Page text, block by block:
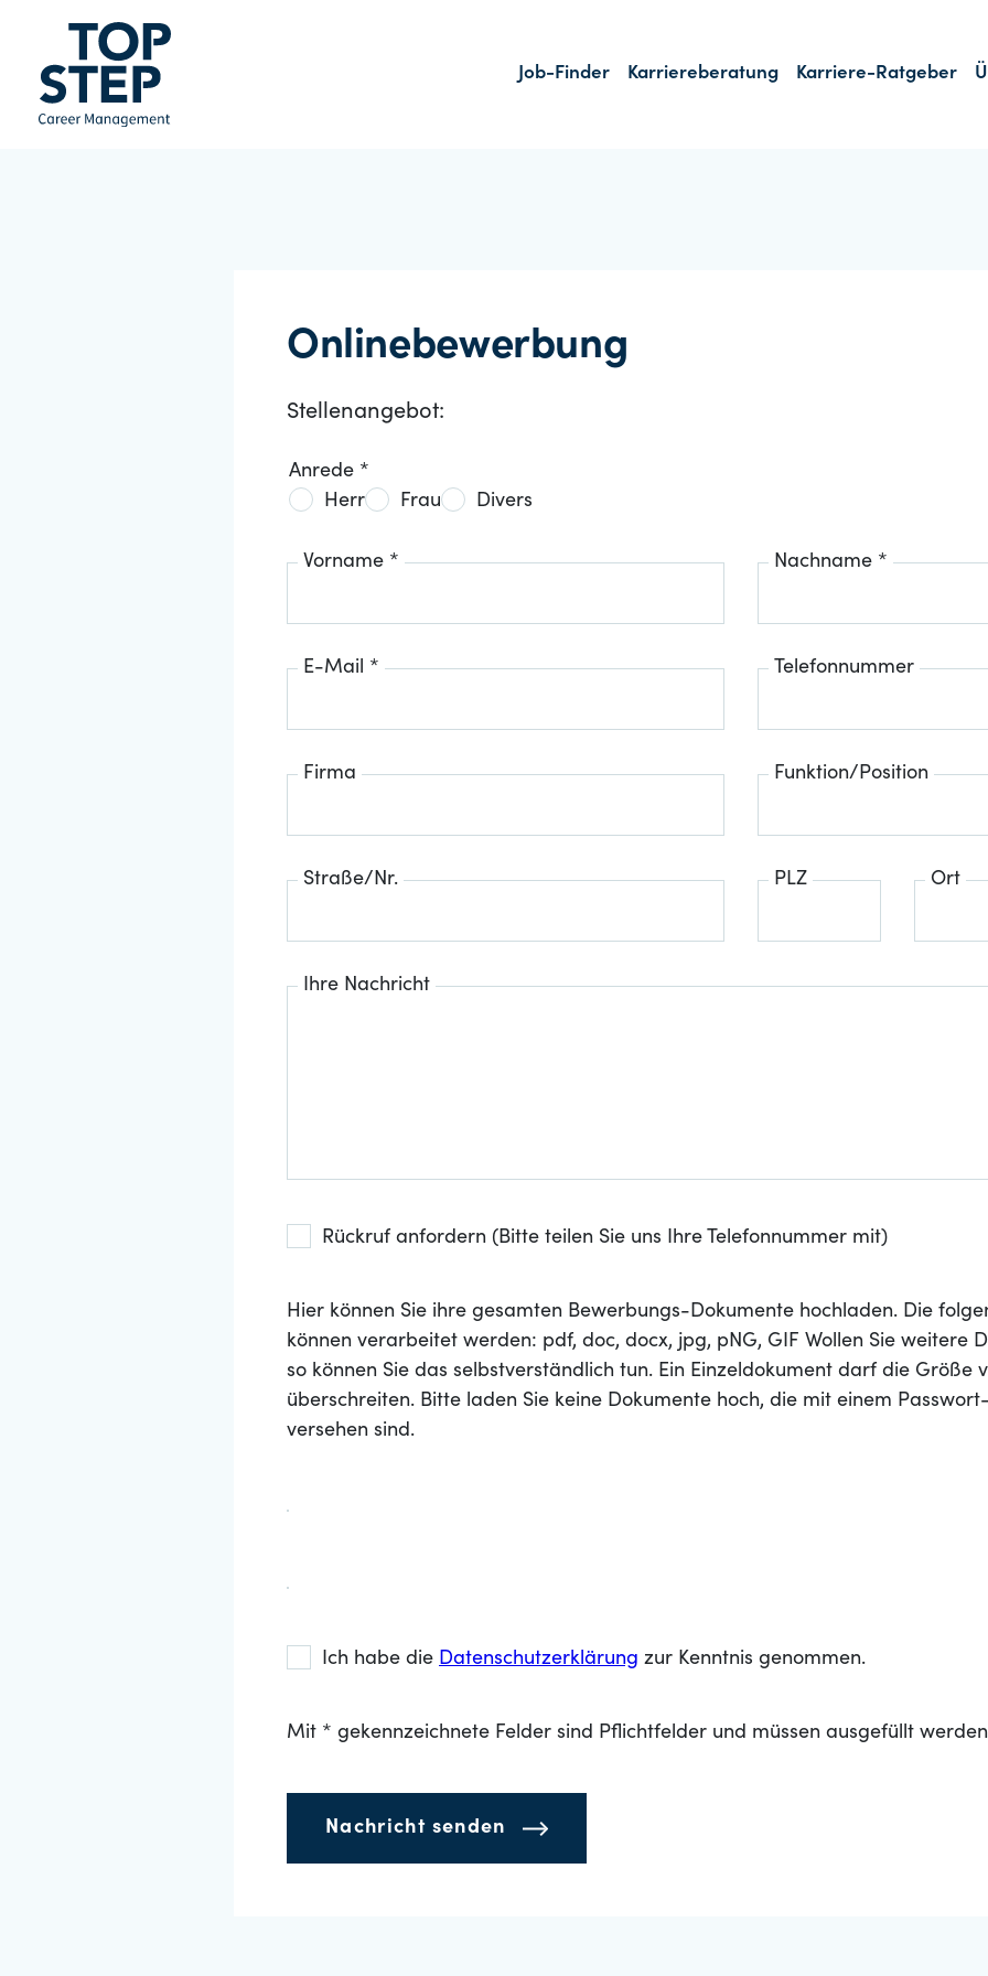
Job-Finder Karriereberatung Karriere-Ratgeber
Onlinebewerbung
Stellenangebot:
Anrede *
Herr
Frau Divers
Vorname * Nachname *
E-Mail * Telefonnummer
Firma Funktion/Position
Straße/Nr. PLZ Ort
Ihre Nachricht
Rückruf anfordern (Bitte teilen Sie uns Ihre Telefonnummer mit)
Hier können Sie ihre gesamten Bewerbungs-Dokumente hochladen. Die
können verarbeitet werden: pdf, doc, docx, jpg, pNG, GIF Wollen Sie weitere
so können Sie das selbstverständlich tun. Ein Einzeldokument darf die Größe
überschreiten. Bitte laden Sie keine Dokumente hoch, die mit einem
versehen sind.
Ich habe die Datenschutzerklärung zur Kenntnis genommen.
Mit * gekennzeichnete Felder sind Pflichtfelder und müssen ausgefüllt
Nachricht senden